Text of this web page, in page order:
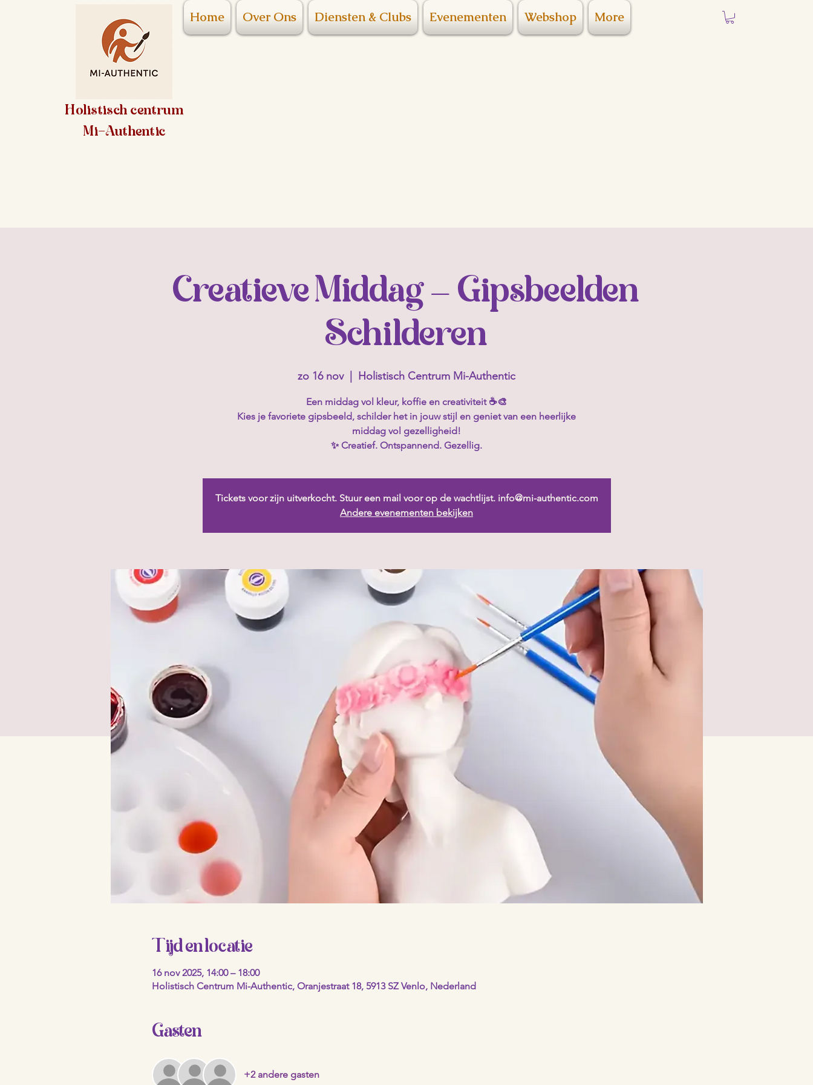
Holistisch centrum
Mi-Authentic
Home Over Ons Diensten & Clubs Evenementen Webshop More
Creatieve Middag – Gipsbeelden
Schilderen
zo 16 nov
  |
Holistisch Centrum Mi-Authentic
Een middag vol kleur, koffie en creativiteit ☕🎨
Kies je favoriete gipsbeeld, schilder het in jouw stijl en geniet van een heerlijke
middag vol gezelligheid!
✨ Creatief. Ontspannend. Gezellig.
Tickets voor zijn uitverkocht. Stuur een mail voor op de wachtlijst. info@mi-authentic.com
Andere evenementen bekijken
Tijd en locatie
16 nov 2025, 14:00 – 18:00
Holistisch Centrum Mi-Authentic, Oranjestraat 18, 5913 SZ Venlo, Nederland
Gasten
+2 andere gasten